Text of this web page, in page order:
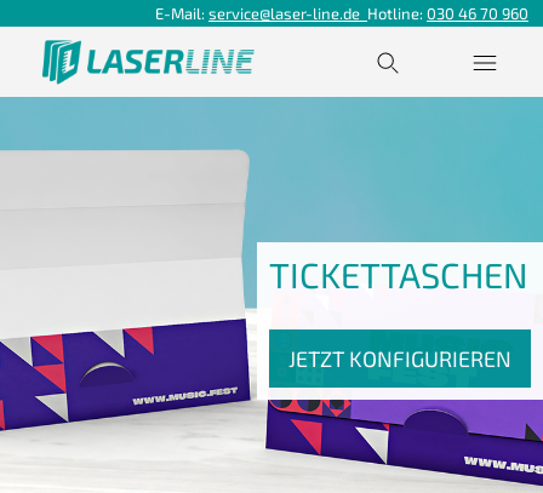
E-Mail: service@laser-line.de Hotline: 030 46 70 960
TICKETTASCHEN
JETZT KONFIGURIEREN